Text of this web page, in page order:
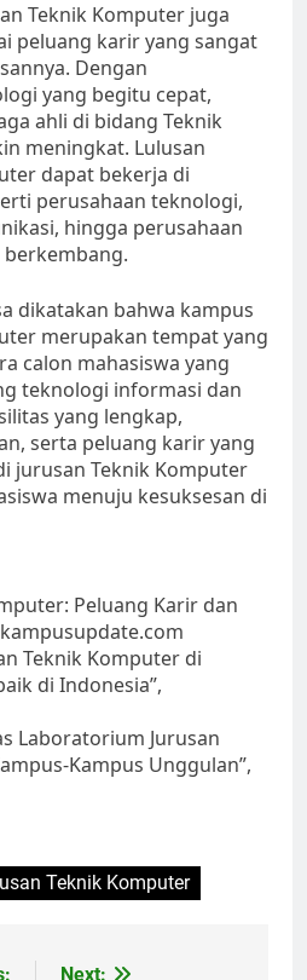
Teknik Komputer juga
peluang karir yang sangat
Dengan
yang begitu cepat,
ahli di bidang Teknik
meningkat. Lulusan
dapat bekerja di
perusahaan teknologi,
hingga perusahaan
dikatakan bahwa kampus
merupakan tempat yang
calon mahasiswa yang
teknologi informasi dan
yang lengkap,
serta peluang karir yang
jurusan Teknik Komputer
menuju kesuksesan di
Peluang Karir dan
Teknik Komputer di
di Indonesia”,
Laboratorium Jurusan
Kampus Unggulan”,
Teknik Komputer
Next: